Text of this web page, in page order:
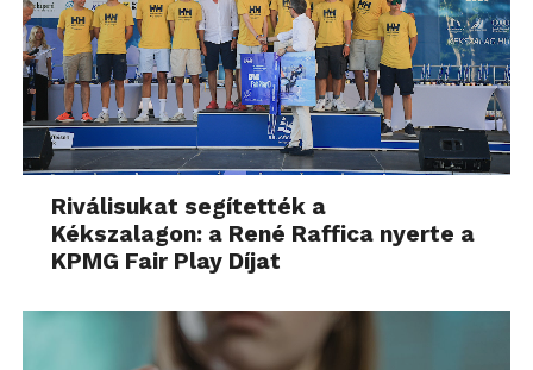
Riválisukat segítették a
Kékszalagon: a René Raffica nyerte a
KPMG Fair Play Díjat